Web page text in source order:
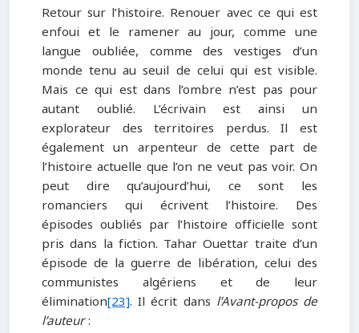
Retour sur l’histoire. Renouer avec ce qui est
enfoui et le ramener au jour, comme une
langue oubliée, comme des vestiges d’un
monde tenu au seuil de celui qui est visible.
Mais ce qui est dans l’ombre n’est pas pour
autant oublié. L’écrivain est ainsi un
explorateur des territoires perdus. Il est
également un arpenteur de cette part de
l’histoire actuelle que l’on ne veut pas voir. On
peut dire qu’aujourd’hui, ce sont les
romanciers qui écrivent l’histoire. Des
épisodes oubliés par l’histoire officielle sont
pris dans la fiction. Tahar Ouettar traite d’un
épisode de la guerre de libération, celui des
communistes algériens et de leur
élimination[23]. Il écrit dans l’Avant-propos de
l’auteur: